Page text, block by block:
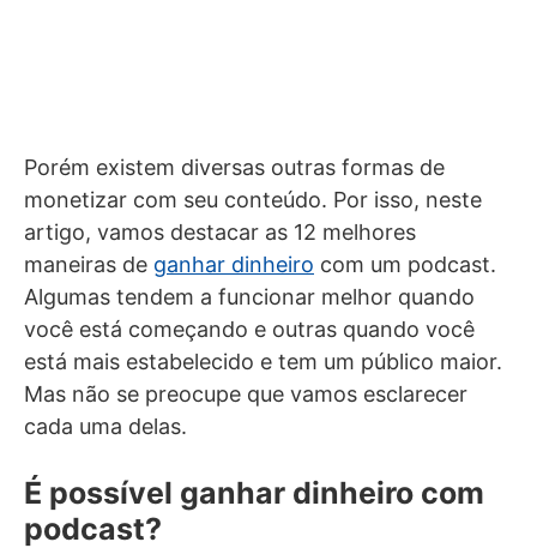
Porém existem diversas outras formas de
monetizar com seu conteúdo. Por isso, neste
artigo, vamos destacar as 12 melhores
maneiras de ganhar dinheiro com um podcast.
Algumas tendem a funcionar melhor quando
você está começando e outras quando você
está mais estabelecido e tem um público maior.
Mas não se preocupe que vamos esclarecer
cada uma delas.
É possível ganhar dinheiro com
podcast?